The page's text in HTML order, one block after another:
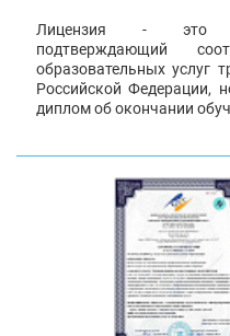
Лицензия - это
подтверждающий
образовательных услуг
Российской Федерации,
диплом об окончании